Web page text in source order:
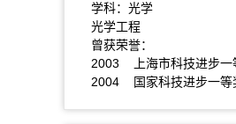
学科：光学
光学工程
曾获荣誉：
2003 上海市科技进步一
2004 国家科技进步一等